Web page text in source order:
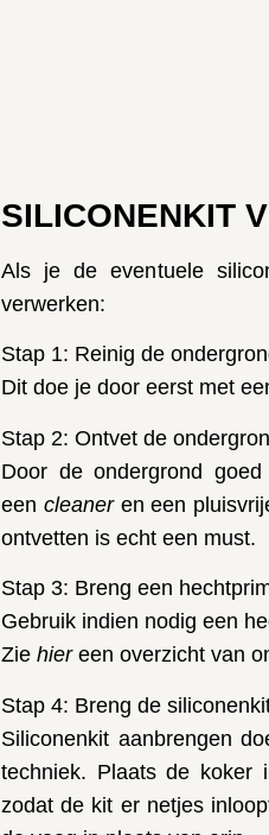
SILICONENKIT
Als je de eventuele
verwerken:
Stap 1: Reinig de
Dit doe je door eerst met
Stap 2: Ontvet de
Door de ondergrond
een cleaneren een
ontvetten is echt een must.
Stap 3: Breng een
Gebruik indien nodig een
Zie hiereen overzicht van
Stap 4: Breng de
Siliconenkit aanbrengen
techniek. Plaats de koker
zodat de kit er netjes